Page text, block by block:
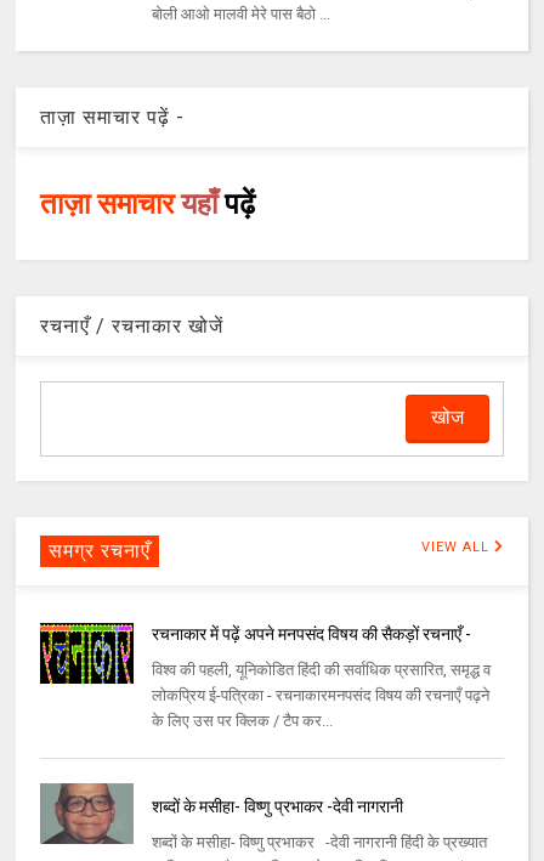
बोली आओ मालवी मेरे पास बैठो ...
ताज़ा समाचार पढ़ें -
ताज़ा समाचारयहाँपढ़ें
रचनाएँ / रचनाकार खोजें
समग्र रचनाएँ VIEW ALL
रचनाकार में पढ़ें अपने मनपसंद विषय की सैकड़ों रचनाएँ -
विश्व की पहली, यूनिकोडित हिंदी की सर्वाधिक प्रसारित, समृद्ध व
लोकप्रिय ई-पत्रिका - रचनाकारमनपसंद विषय की रचनाएँ पढ़ने
के लिए उस पर क्लिक / टैप कर...
शब्दों के मसीहा- विष्णु प्रभाकर -देवी नागरानी
शब्दों के मसीहा- विष्णु प्रभाकर -देवी नागरानी हिंदी के प्रख्यात